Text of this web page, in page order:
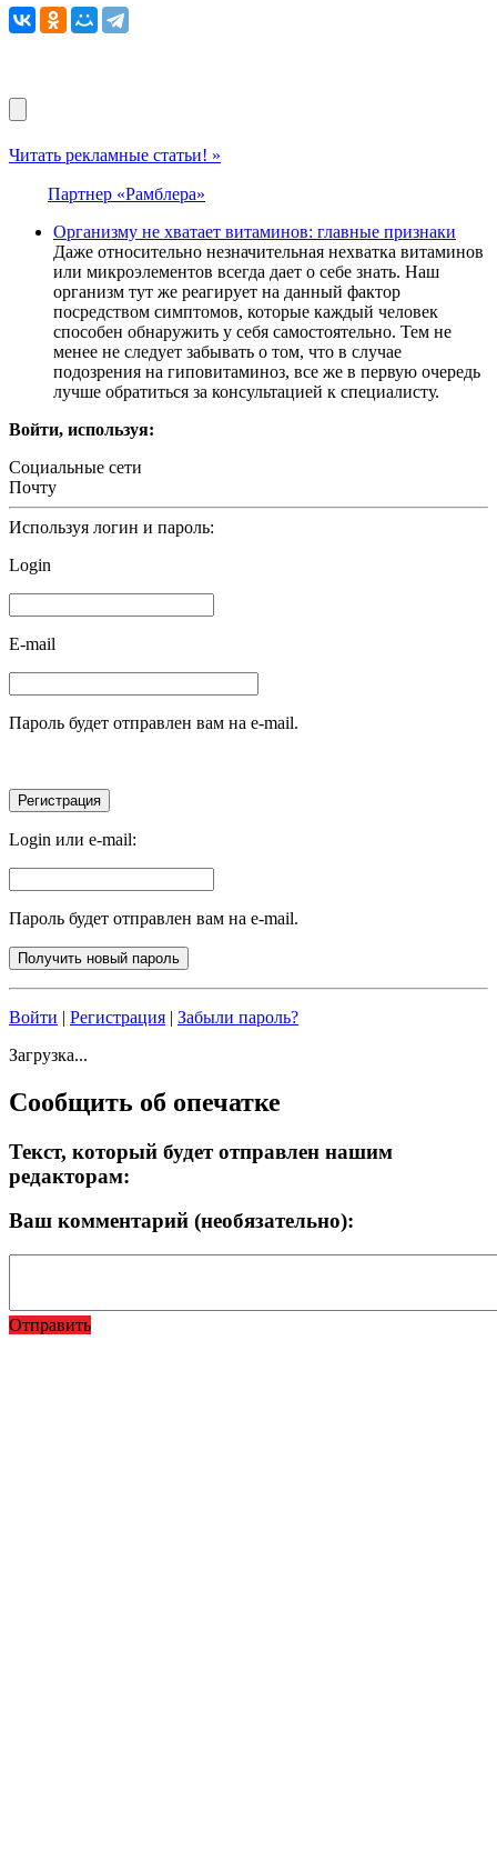
Читать рекламные статьи! »
Партнер «Рамблера»
Организму не хватает витаминов: главные признаки
Даже относительно незначительная нехватка витаминов
или микроэлементов всегда дает о себе знать. Наш
организм тут же реагирует на данный фактор
посредством симптомов, которые каждый человек
способен обнаружить у себя самостоятельно. Тем не
менее не следует забывать о том, что в случае
подозрения на гиповитаминоз, все же в первую очередь
лучше обратиться за консультацией к специалисту.
Войти, используя:
Социальные сети
Почту
Используя логин и пароль:
Login
E-mail
Пароль будет отправлен вам на e-mail.
Login или e-mail:
Пароль будет отправлен вам на e-mail.
Войти | Регистрация | Забыли пароль?
Загрузка...
Сообщить об опечатке
Текст, который будет отправлен нашим
редакторам:
Ваш комментарий (необязательно):
Отправить